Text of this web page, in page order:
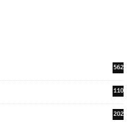
562
110
202